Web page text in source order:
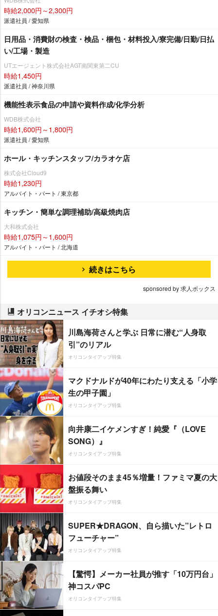
時給2,000円～2,300円
派遣社員 / 愛知県
日用品・消費財の検査・検品・梱包・材料投入/寮完備/日勤/日払
い/工場・製造
UTエージェント株式会社AGT南関東第二CU
時給1,450円
派遣社員 / 神奈川県
機能性表示食品の申請や資料作成/化学分析
WDB株式会社
時給1,600円～1,800円
派遣社員 / 愛知県
ホール・キッチンスタッフ/カラオケ店
株式会社Cloud9
時給1,230円
アルバイト・パート / 東京都
キッチン・簡単な調理補助/高級焼肉店
大和株式会社
時給1,075円～1,600円
アルバイト・パート / 北海道
続きはこちら
sponsored by 求人ボックス
オリコンニュース イチオシ特集
川島海荷さんと学ぶ 日常に潜む“人身取
引”のリアル
オリコンタイアップ特集
マクドナルドが40年にわたり支える「小学
生の甲子園」
オリコンタイアップ特集
向井康二イケメンすぎ！純愛『（LOVE
SONG）』
オリコンタイアップ特集
お値段そのまま45％増量！ファミマ夏の大
盤振る舞い
オリコンタイアップ特集
SUPER★DRAGON、自ら描いた”レトロ
フューチャー”
オリコンタイアップ特集
【驚愕】メーカー社員が推す「10万円台」
神コスパPC
オリコンタイアップ特集